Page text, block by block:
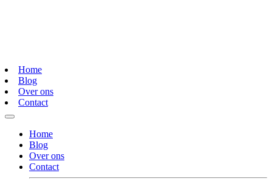
Home
Blog
Over ons
Contact
Home
Blog
Over ons
Contact